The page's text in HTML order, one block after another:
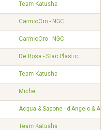
Team Katusha
CarmioOro - NGC
CarmioOro - NGC
De Rosa - Stac Plastic
Team Katusha
Miche
Acqua & Sapone - d'Angelo &
Team Katusha